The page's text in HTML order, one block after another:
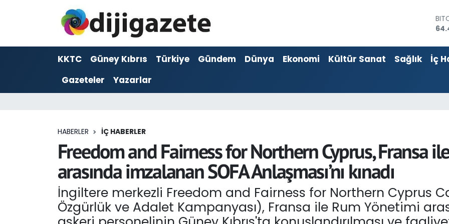
KKTC Güney Kıbrıs Türkiye Gündem Dünya Ekonomi Kültür Sanat Sağlık İç
Gazeteler
Yazarlar
HABERLER İÇ HABERLER
Freedom and Fairness for Northern Cyprus, Fransa
arasında imzalanan SOFA Anlaşması’nı kınadı
İngiltere merkezli Freedom and Fairness for Northern Cyprus
Özgürlük ve Adalet Kampanyası), Fransa ile Rum Yönetimi
ADVERTORIAL
Dijigazete
Foto Galeri
Güncel
Hava Durumu
Trafik Durumu
Son Dakika Haberleri
Haber Arşivi